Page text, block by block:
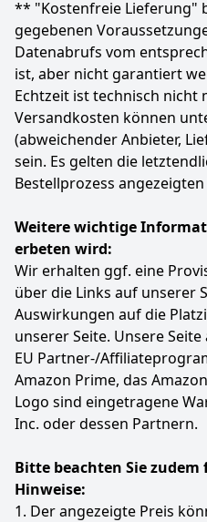
einen großen Speicher.
jetzigen PC-Speichers
ist der My Book Destop-
Lieferumfang: WD My
USB-3.0-Kabel, Netzteil,
Sicherung und
Farbe
Schwarz
23999 €
Zum
** "Kostenfreie Lieferung"
gegebenen
Datenabrufs vom
ist, aber nicht garantiert
Echtzeit ist technisch nicht
Versandkosten können
(abweichender Anbieter,
sein. Es gelten die
Bestellprozess
Weitere wichtige
erbeten wird:
Wir erhalten ggf. eine
über die Links auf unserer
Auswirkungen auf die
unserer Seite. Unsere
EU Partner-/
Amazon Prime, das
Logo sind eingetragene
Inc. oder dessen Partnern.
Bitte beachten Sie
Hinweise:
1. Der angezeigte Preis